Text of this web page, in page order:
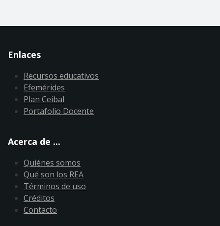
Enlaces
Recursos educativos
Efemérides
Plan Ceibal
Portafolio Docente
Acerca de ...
Quiénes somos
Qué son los REA
Términos de uso
Créditos
Contacto